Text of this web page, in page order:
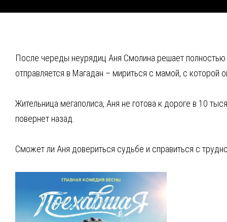
После череды неурядиц Аня Смолина решает
отправляется в Магадан – мириться с мамой, с которой
Жительница мегаполиса, Аня не готова к дороге в 10
повернет назад.
Сможет ли Аня довериться судьбе и справиться с